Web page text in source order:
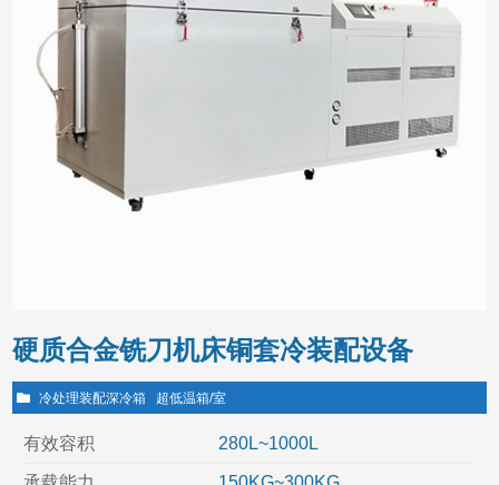
硬质合金铣刀机床铜套冷装配设备
冷处理装配深冷箱 超低温箱/室
有效容积 280L~1000L